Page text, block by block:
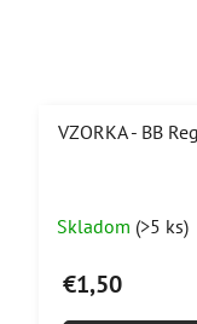
VZORKA - BB
Skladom (>5 ks)
€1,50